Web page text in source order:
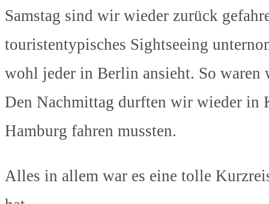
Samstag sind wir wieder zurück
touristentypisches Sightseeing
wohl jeder in Berlin ansieht. So waren
Den Nachmittag durften wir wieder in
Hamburg fahren mussten.
Alles in allem war es eine tolle